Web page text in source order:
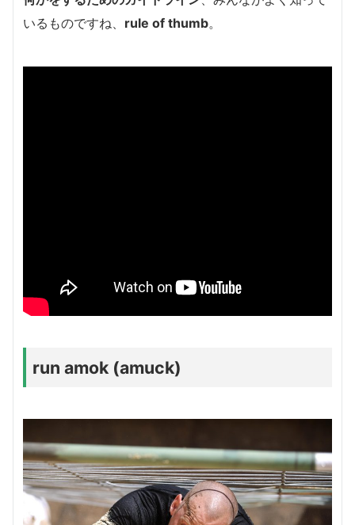
いるものですね、 rule of thumb。
run amok (amuck)